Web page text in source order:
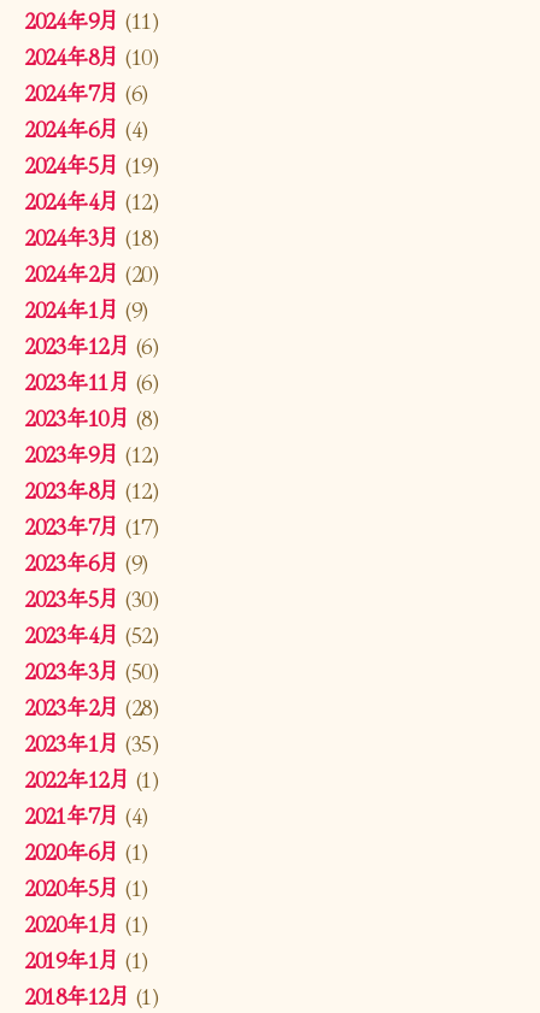
2024年9月 (11)
2024年8月 (10)
2024年7月 (6)
2024年6月 (4)
2024年5月 (19)
2024年4月 (12)
2024年3月 (18)
2024年2月 (20)
2024年1月 (9)
2023年12月 (6)
2023年11月 (6)
2023年10月 (8)
2023年9月 (12)
2023年8月 (12)
2023年7月 (17)
2023年6月 (9)
2023年5月 (30)
2023年4月 (52)
2023年3月 (50)
2023年2月 (28)
2023年1月 (35)
2022年12月 (1)
2021年7月 (4)
2020年6月 (1)
2020年5月 (1)
2020年1月 (1)
2019年1月 (1)
2018年12月 (1)